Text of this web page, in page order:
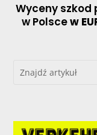
Wyceny szkod
w Polscew